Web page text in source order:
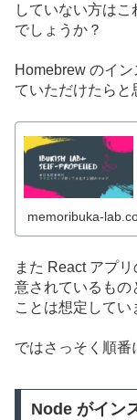
していない方は
でしょうか？
Homebrew のイ
ていただけたらと
memoribuka-
また React アプ
意されているもの
ことは想定してい
ではさっそく順番
Node がイン